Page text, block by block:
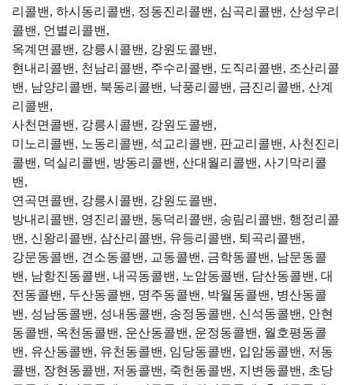
리콜밴, 하시동리콜밴, 정동진리콜밴, 심곡리콜밴, 산성우리
콜밴, 언별리콜밴,
옥계면콜밴, 강릉시콜밴, 강원도콜밴,
현내리콜밴, 천남리콜밴, 주수리콜밴, 도직리콜밴, 조산리콜
밴, 남양리콜밴, 북동리콜밴, 낙풍리콜밴, 금진리콜밴, 산계
리콜밴,
사천면콜밴, 강릉시콜밴, 강원도콜밴,
미노리콜밴, 노동리콜밴, 석교리콜밴, 판교리콜밴, 사천진리
콜밴, 덕실리콜밴, 방동리콜밴, 산대월리콜밴, 사기막리콜
밴,
연곡면콜밴, 강릉시콜밴, 강원도콜밴,
방내리콜밴, 영진리콜밴, 동덕리콜밴, 송림리콜밴, 행정리콜
밴, 신왕리콜밴, 삼산리콜밴, 유등리콜밴, 퇴곡리콜밴,
강문동콜밴, 견소동콜밴, 교동콜밴, 금학동콜밴, 남문동콜
밴, 남항진동콜밴, 내곡동콜밴, 노암동콜밴, 담산동콜밴, 대
전동콜밴, 두산동콜밴, 명주동콜밴, 박월동콜밴, 병산동콜
밴, 성남동콜밴, 성내동콜밴, 송정동콜밴, 신석동콜밴, 안현
동콜밴, 옥천동콜밴, 운산동콜밴, 운정동콜밴, 월호평동콜
밴, 유산동콜밴, 유천동콜밴, 임당동콜밴, 입암동콜밴, 저동
콜밴, 장현동콜밴, 저동콜밴, 죽헌동콜밴, 지변동콜밴, 초당